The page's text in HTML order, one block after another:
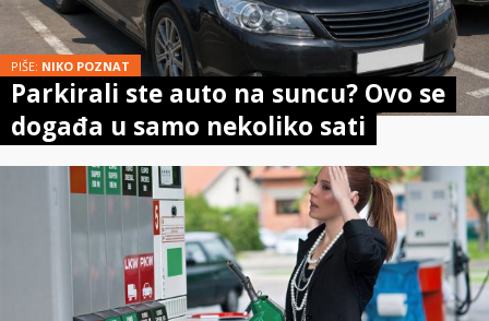
PIŠE: NIKO POZNAT
Parkirali ste auto na suncu? Ovo se
događa u samo nekoliko sati